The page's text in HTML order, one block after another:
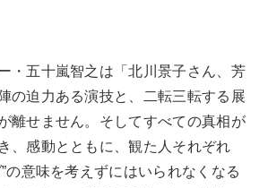
・五十嵐智之は「北川景子さん、芳
の迫力ある演技と、二転三転する展
離せません。そしてすべての真相が
、感動とともに、観た人それぞれ
の意味を考えずにはいられなくなる